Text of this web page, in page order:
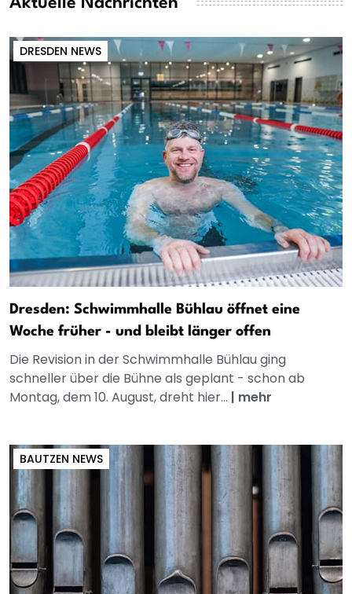
DRESDEN NEWS
Dresden: Schwimmhalle Bühlau öffnet eine
Woche früher - und bleibt länger offen
Die Revision in der Schwimmhalle Bühlau ging
schneller über die Bühne als geplant - schon ab
Montag, dem 10. August, dreht hier... | mehr
BAUTZEN NEWS